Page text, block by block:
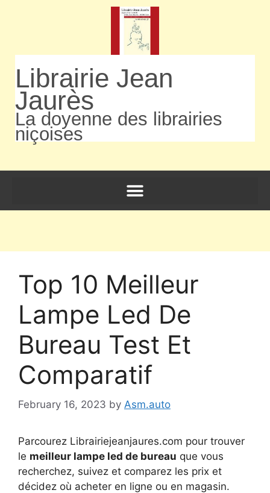
Librairie Jean
Jaurès
La doyenne des librairies
niçoises
Top 10 Meilleur
Lampe Led De
Bureau Test Et
Comparatif
February 16, 2023 by Asm.auto
Parcourez Librairiejeanjaures.com pour trouver
le meilleur lampe led de bureau que vous
recherchez, suivez et comparez les prix et
décidez où acheter en ligne ou en magasin.